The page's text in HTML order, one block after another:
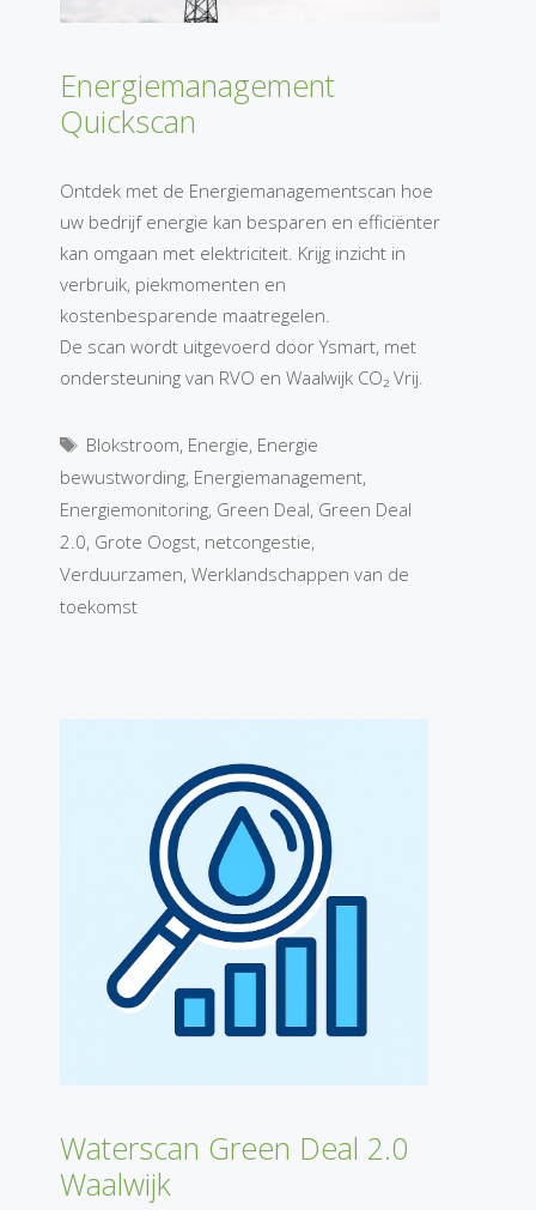
Energiemanagement
Quickscan
Ontdek met de Energiemanagementscan hoe
uw bedrijf energie kan besparen en efficiënter
kan omgaan met elektriciteit. Krijg inzicht in
verbruik, piekmomenten en
kostenbesparende maatregelen.
De scan wordt uitgevoerd door Ysmart, met
ondersteuning van RVO en Waalwijk CO₂ Vrij.
Tags
Blokstroom, Energie, Energie
bewustwording, Energiemanagement,
Energiemonitoring, Green Deal, Green Deal
2.0, Grote Oogst, netcongestie,
Verduurzamen, Werklandschappen van de
toekomst
Waterscan Green Deal 2.0
Waalwijk